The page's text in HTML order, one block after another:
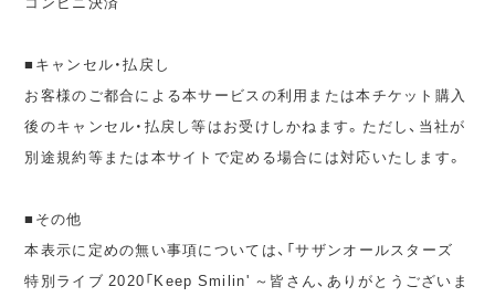
■キャンセル・払戻し
お客様のご都合による本サービスの利用または本チケット購入
後のキャンセル・払戻し等はお受けしかねます。ただし、当社が
別途規約等または本サイトで定める場合には対応いたします。
■その他
本表示に定めの無い事項については、「サザンオールスターズ
特別ライブ 2020「Keep Smilin' ～皆さん、ありがとうございま